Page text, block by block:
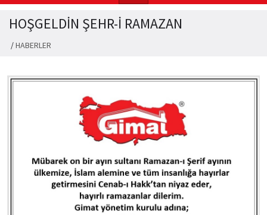
HOŞGELDİN ŞEHR-İ RAMAZAN
/HABERLER